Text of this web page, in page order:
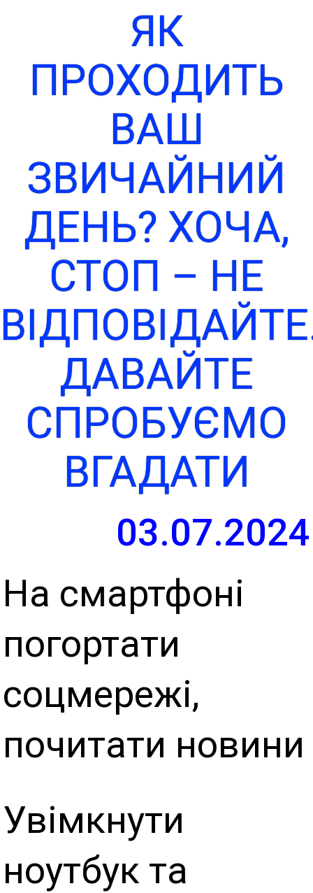
ЯК
ПРОХОДИТЬ
ВАШ
ЗВИЧАЙНИЙ
ДЕНЬ? ХОЧА,
СТОП – НЕ
ДАВАЙТЕ
СПРОБУЄМО
ВГАДАТИ
03.07.2024
На смартфоні
погортати
соцмережі,
почитати новини
Увімкнути
ноутбук та